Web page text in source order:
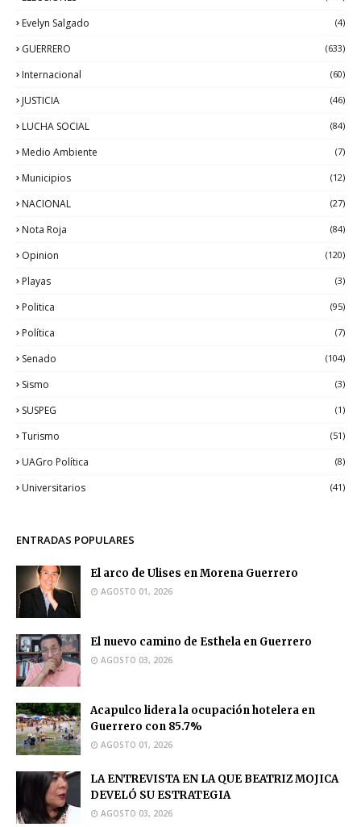
Evelyn Salgado (4)
GUERRERO (633)
Internacional (60)
JUSTICIA (46)
LUCHA SOCIAL (84)
Medio Ambiente (7)
Municipios (12)
NACIONAL (27)
Nota Roja (84)
Opinion (120)
Playas (3)
Politica (95)
Política (7)
Senado (104)
Sismo (3)
SUSPEG (1)
Turismo (51)
UAGro Política (8)
Universitarios (41)
ENTRADAS POPULARES
El arco de Ulises en Morena Guerrero
AGOSTO 01, 2026
El nuevo camino de Esthela en Guerrero
AGOSTO 03, 2026
Acapulco lidera la ocupación hotelera en
Guerrero con 85.7%
AGOSTO 01, 2026
LA ENTREVISTA EN LA QUE BEATRIZ MOJICA
DEVELÓ SU ESTRATEGIA
AGOSTO 03, 2026